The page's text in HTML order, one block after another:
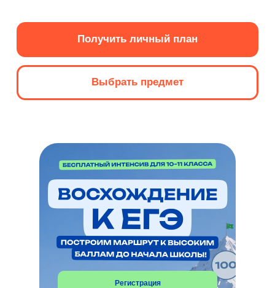
Регистрация